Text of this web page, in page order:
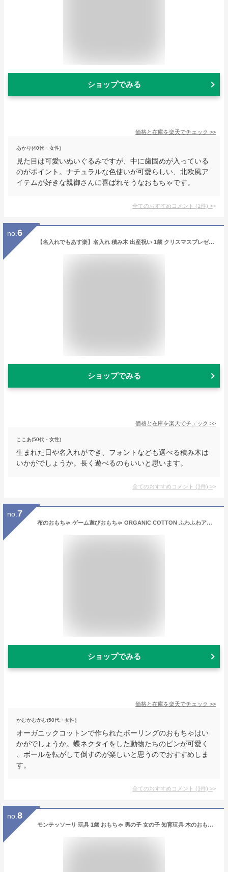
ショップでみる
価格と在庫を楽天でチェック >>
あかり(40代・女性)
見た目は可愛いぬいぐるみですが、中に歯固めが入っている
のがポイント。ナチュラルな色使いが可愛らしい、北欧風ア
イテムが好きな親御さんに喜ばれそうなおもちゃです。
全てのおすすめコメント (1件) >
no. 6
【名入れでもあす楽】名入れ 積み木 出産祝い 1歳 クリスマスプレゼント 名入れ 知育玩具 誕生日 つみき 積木 木のおもちゃ 男の子 女の子 プレゼント 名入れ 積み木 出産祝い 1歳 誕生日プレゼント つみき 木のおもちゃ 名前入り プレゼント 出産祝い 名入れ 2歳 3歳 パズル
ショップでみる
価格と在庫を楽天でチェック >>
ここあ(50代・女性)
生まれた日や名入れができ、フォントなども選べる積み木は
いかがでしょうか。長く遊べるのもいいと思います。
全てのおすすめコメント (1件) >
no. 7
布のおもちゃ ゲーム遊びおもちゃ ORGANIC COTTON ふわふわアニマルボーリング 赤ちゃん 出産祝い ベビー 誕生日プレゼント 誕生日 男の子 男 女の子 女 0歳 1歳 布おもちゃ ぬいぐるみ 子供 おもちゃ プレゼント 動物 子供玩具 キッズ クリスマスプレゼント
ショップでみる
価格と在庫を楽天でチェック >>
かむかむかむ(50代・女性)
オーガニックコットンで作られたボーリングのおもちゃはい
かがでしょうか。蝶ネクタイをした動物たちのピンが可愛く
、ボールを転がして倒すのが楽しいと思うのでおすすめしま
す。
全てのおすすめコメント (1件) >
no. 8
モンテッソーリ 玩具 1歳 おもちゃ 男の子 女の子 知育玩具 木のおもちゃ 1 2 3歳 誕生日プレゼント 知育時計 指先の知育 早期開発 指先訓練 子供おもちゃ 知育ボックス アクティビティキューブ 出産祝い 入園お祝い プレゼント